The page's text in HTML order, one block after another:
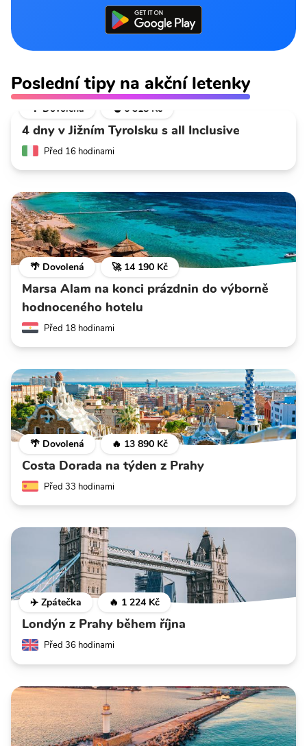
Poslední tipy na akční letenky
🌴 Dovolená 💣 6 318 Kč
4 dny v Jižním Tyrolsku s all Inclusive
Před 16 hodinami
🌴 Dovolená 🚀 14 190 Kč
Marsa Alam na konci prázdnin do výborně
hodnoceného hotelu
Před 18 hodinami
🌴 Dovolená 🔥 13 890 Kč
Costa Dorada na týden z Prahy
Před 33 hodinami
✈️ Zpátečka 🔥 1 224 Kč
Londýn z Prahy během října
Před 36 hodinami